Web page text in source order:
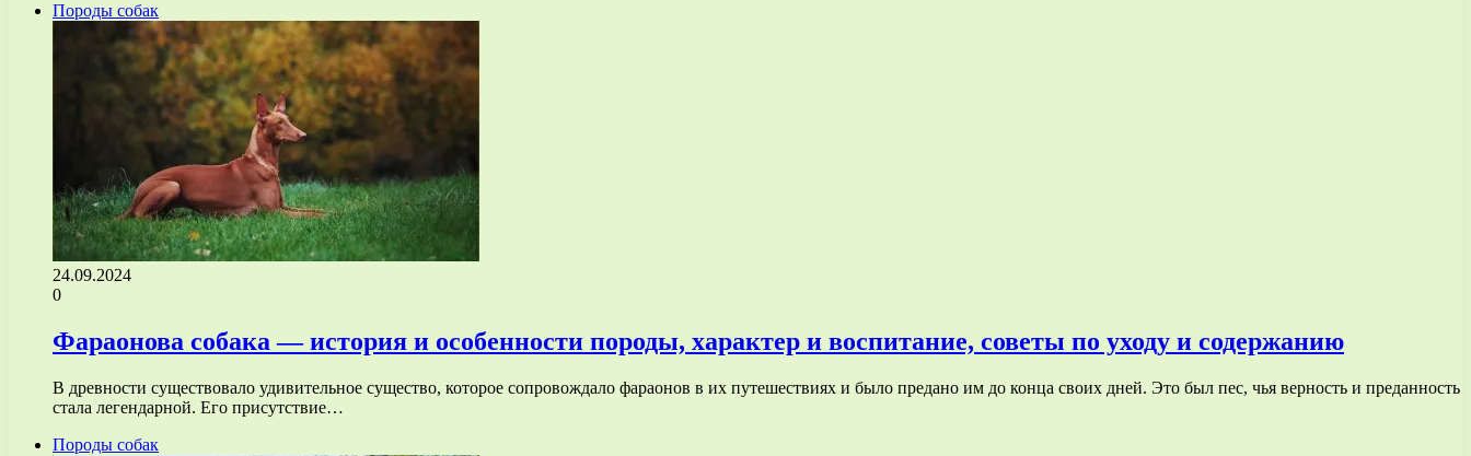
Породы собак
24.09.2024
0
Фараонова собака — история и особенности породы, характер и воспитание, советы по уходу и содержанию
В древности существовало удивительное существо, которое сопровождало фараонов в их путешествиях и было предано им до конца своих дней. Это был пес, чья верность и преданность
стала легендарной. Его присутствие…
Породы собак